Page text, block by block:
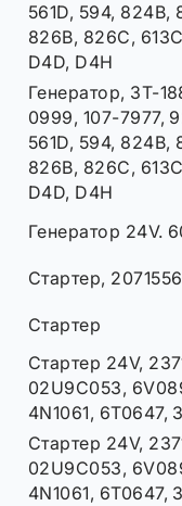
561D, 594, 824B,
826B, 826C,
D4D, D4H
Генератор, 3T-
0999, 107-7977,
561D, 594, 824B,
826B, 826C,
D4D, D4H
Генератор 24V.
Стартер, 2071556
Стартер
Стартер 24V,
02U9C053,
4N1061, 6T0647,
Стартер 24V,
02U9C053,
4N1061, 6T0647,